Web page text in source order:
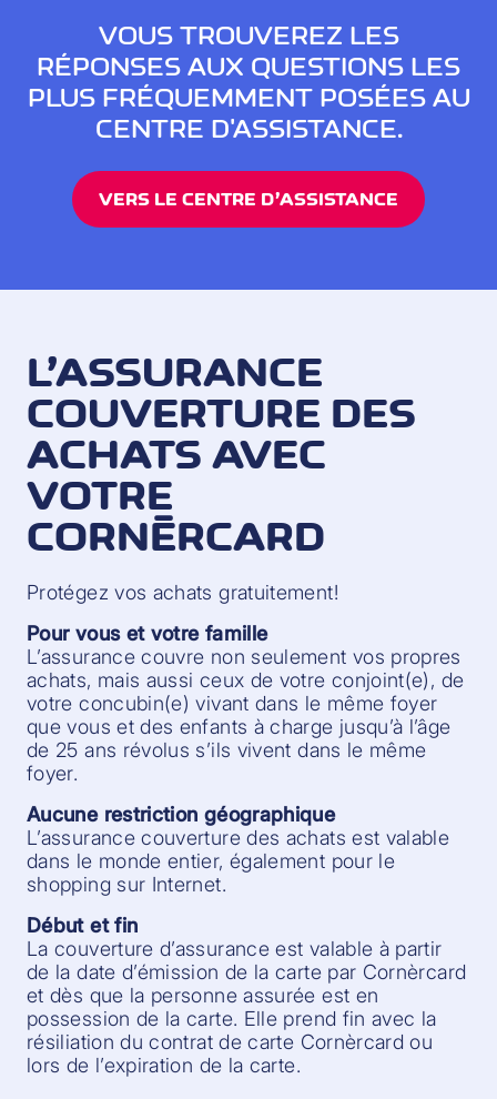
VOUS TROUVEREZ LES
RÉPONSES AUX QUESTIONS LES
PLUS FRÉQUEMMENT POSÉES AU
CENTRE D'ASSISTANCE.
VERS LE CENTRE D’ASSISTANCE
L’ASSURANCE
COUVERTURE DES
ACHATS AVEC
VOTRE
CORNÈRCARD
Protégez vos achats gratuitement!
Pour vous et votre famille
L’assurance couvre non seulement vos propres
achats, mais aussi ceux de votre conjoint(e), de
votre concubin(e) vivant dans le même foyer
que vous et des enfants à charge jusqu’à l’âge
de 25 ans révolus s’ils vivent dans le même
foyer.
Aucune restriction géographique
L’assurance couverture des achats est valable
dans le monde entier, également pour le
shopping sur Internet.
Début et fin
La couverture d’assurance est valable à partir
de la date d’émission de la carte par Cornèrcard
et dès que la personne assurée est en
possession de la carte. Elle prend fin avec la
résiliation du contrat de carte Cornèrcard ou
lors de l’expiration de la carte.